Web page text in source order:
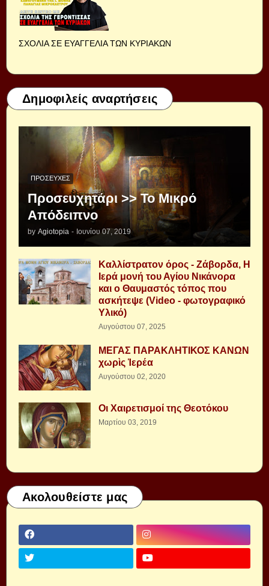
ΣΧΟΛΙΑ ΣΕ ΕΥΑΓΓΕΛΙΑ ΤΩΝ ΚΥΡΙΑΚΩΝ
Δημοφιλείς αναρτήσεις
ΠΡΟΣΕΥΧΈΣ
Προσευχητάρι >> Το Μικρό
Απόδειπνο
by Agiotopia - Ιουνίου 07, 2019
Καλλίστρατον όρος - Ζάβορδα, Η
Ιερά μονή του Αγίου Νικάνορα
και ο Θαυμαστός τόπος που
ασκήτεψε (Video - φωτογραφικό
Υλικό)
Αυγούστου 07, 2025
ΜΕΓΑΣ ΠΑΡΑΚΛΗΤΙΚΟΣ ΚΑΝΩΝ
χωρὶς Ἱερέα
Αυγούστου 02, 2020
Οι Χαιρετισμοί της Θεοτόκου
Μαρτίου 03, 2019
Ακολουθείστε μας